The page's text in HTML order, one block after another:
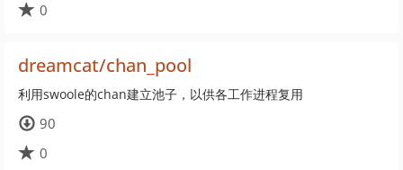
0
dreamcat/chan_pool
利用swoole的chan建立池子，以供各工作进程复用
90
0